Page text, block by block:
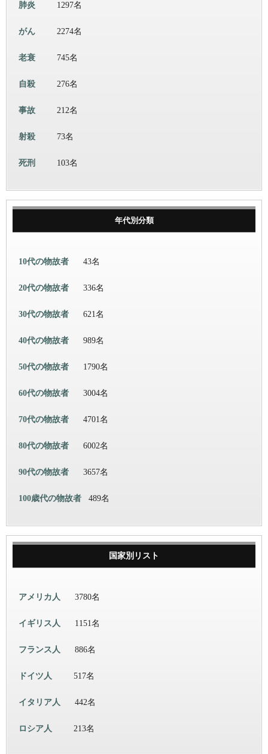
肺炎 1297名
がん 2274名
老衰 745名
自殺 276名
事故 212名
射殺 73名
死刑 103名
年代別分類
10代の物故者 43名
20代の物故者 336名
30代の物故者 621名
40代の物故者 989名
50代の物故者 1790名
60代の物故者 3004名
70代の物故者 4701名
80代の物故者 6002名
90代の物故者 3657名
100歳代の物故者 489名
国家別リスト
アメリカ人 3780名
イギリス人 1151名
フランス人 886名
ドイツ人 517名
イタリア人 442名
ロシア人 213名